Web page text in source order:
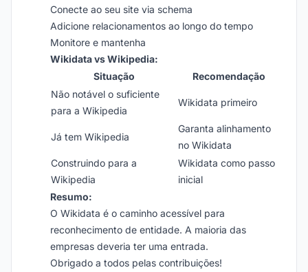
Conecte ao seu site via schema
Adicione relacionamentos ao longo do tempo
Monitore e mantenha
Wikidata vs Wikipedia:
Situação
Recomendação
Não notável o suficiente
para a Wikipedia
Wikidata primeiro
Já tem Wikipedia
Garanta alinhamento
no Wikidata
Construindo para a
Wikipedia
Wikidata como passo
inicial
Resumo:
O Wikidata é o caminho acessível para
reconhecimento de entidade. A maioria das
empresas deveria ter uma entrada.
Obrigado a todos pelas contribuições!